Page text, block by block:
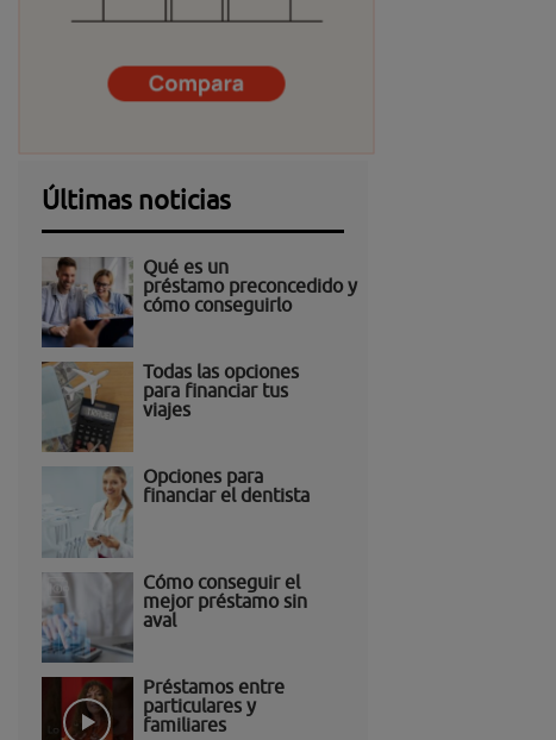
Últimas noticias
Qué es un
préstamo preconcedido y
cómo conseguirlo
Todas las opciones
para financiar tus
viajes
Opciones para
financiar el dentista
Cómo conseguir el
mejor préstamo sin
aval
Préstamos entre
particulares y
familiares